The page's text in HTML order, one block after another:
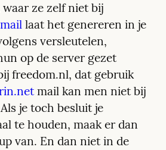
ze zelf niet bij
laat het genereren in je
versleutelen,
op de server gezet
freedom.nl, dat gebruik
mail kan men niet bij
je toch besluit je
te houden, maak er dan
van. En dan niet in de